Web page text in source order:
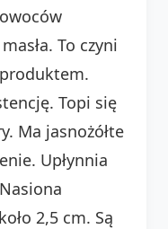
To czyni
Topi się
Ma jasnożółte
Upłynnia
2,5 cm. Są